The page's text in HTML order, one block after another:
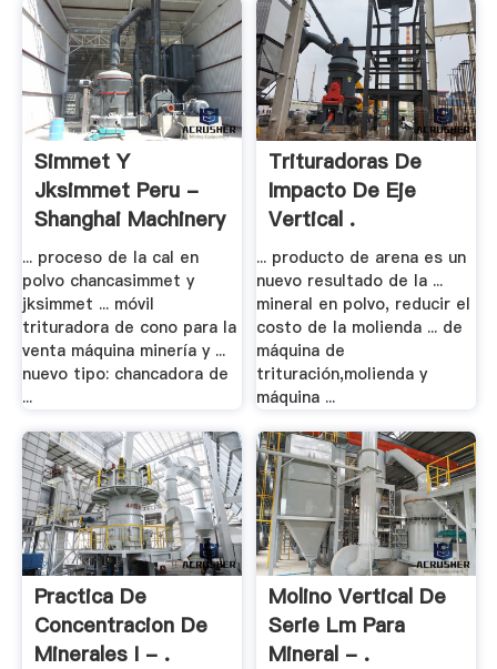
Simmet Y
Jksimmet Peru -
Shanghai Machinery
... proceso de la cal en
polvo chancasimmet y
jksimmet ... móvil
trituradora de cono para la
venta máquina minería y ...
nuevo tipo: chancadora de
...
Trituradoras De
Impacto De Eje
Vertical .
... producto de arena es un
nuevo resultado de la ...
mineral en polvo, reducir el
costo de la molienda ... de
máquina de
trituración,molienda y
máquina ...
Practica De
Concentracion De
Minerales I - .
Molino Vertical De
Serie Lm Para
Mineral - .